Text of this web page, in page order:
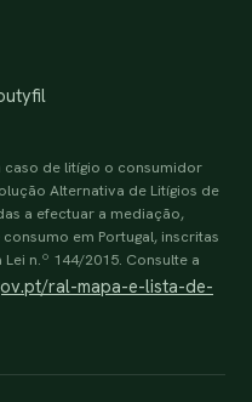
caso de litígio o consumidor
Alternativa de Litígios de
a efectuar a mediação,
em Portugal, inscritas
n.º 144/2015. Consulte a
ral-mapa-e-lista-de-